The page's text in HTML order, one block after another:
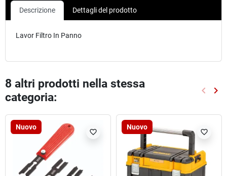
Descrizione Dettagli del prodotto
Lavor Filtro In Panno
8 altri prodotti nella stessa
categoria:
keyboard_arrow_left keyboard_arrow_right
Nuovo
favorite_border
Nuovo
favorite_border